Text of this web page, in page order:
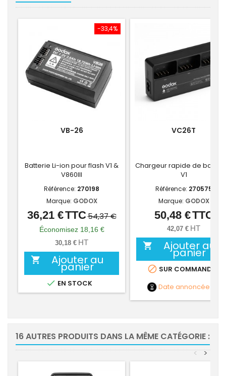
-33,4%
VB-26
Batterie Li-ion pour flash V1 &
V860III
Référence: 270198
Marque: GODOX
Prix
Prix
de
base
36,21 €TTC54,37 €
Économisez 18,16 €
30,18 € HT
 Ajouter au
panier
 EN STOCK
VC26T
Chargeur rapide de
V1
Référence: 270575
Marque: GODOX
Prix
50,48 €TTC
42,07 € HT
 Ajouter au
panier
 SUR COMMANDE
Date annoncée
16 AUTRES PRODUITS DANS LA MÊME CATÉGORIE :
>
<